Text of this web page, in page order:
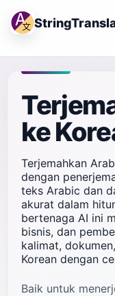
ke
Terjemahkan
dengan
teks Arabic dan
akurat dalam
bertenaga AI ini
bisnis, dan
kalimat,
Korean dengan
Baik untuk